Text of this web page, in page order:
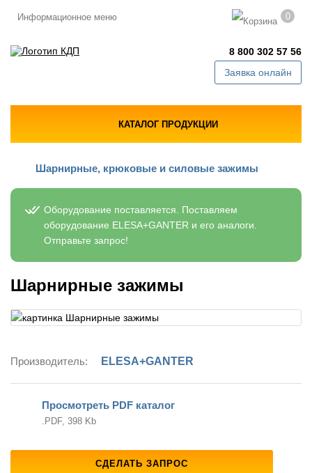
Информационное меню 0
8 800 302 57 56
Заявка онлайн
КАТАЛОГ ПРОДУКЦИИ
Шарнирные, крюковые и силовые зажимы
Оборудование поставляется. Поставляем
оборудование ELESA+GANTER и его аналоги.
Отправьте запрос!
Шарнирные зажимы
Производитель: ELESA+GANTER
Просмотреть PDF каталог
.PDF, 398 Kb
СДЕЛАТЬ ЗАПРОС